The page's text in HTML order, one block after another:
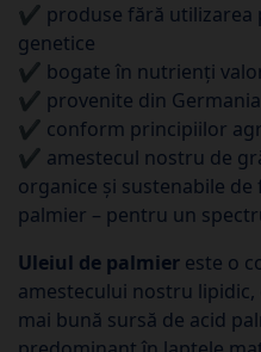
✔ produse fără utilizarea
genetice
✔ bogate în nutrienți
✔ provenite din
✔ conform principiilor
✔ amestecul nostru de
organice și sustenabile
palmier – pentru un
Uleiul de palmier este o
amestecului nostru
mai bună sursă de acid